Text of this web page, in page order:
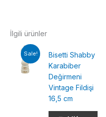
İlgili ürünler
Sale!
Bisetti Shabby
Karabiber
Değirmeni
Vintage Fildişi
16,5 cm